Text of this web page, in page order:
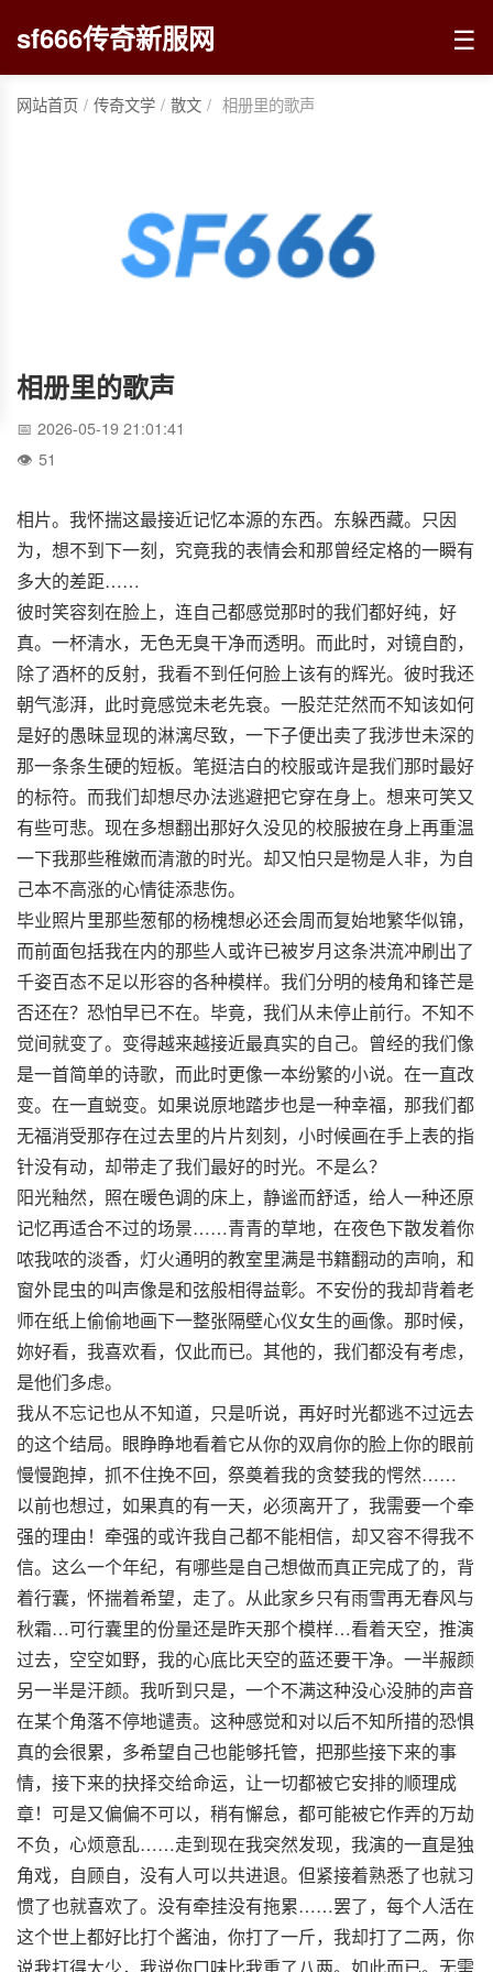
sf666传奇新服网 ☰
网站首页 / 传奇文学 / 散文 / 相册里的歌声
相册里的歌声
2026-05-19 21:01:41
51
相片。我怀揣这最接近记忆本源的东西。东躲西藏。只因
为，想不到下一刻，究竟我的表情会和那曾经定格的一瞬有
多大的差距……
彼时笑容刻在脸上，连自己都感觉那时的我们都好纯，好
真。一杯清水，无色无臭干净而透明。而此时，对镜自酌，
除了酒杯的反射，我看不到任何脸上该有的辉光。彼时我还
朝气澎湃，此时竟感觉未老先衰。一股茫茫然而不知该如何
是好的愚昧显现的淋漓尽致，一下子便出卖了我涉世未深的
那一条条生硬的短板。笔挺洁白的校服或许是我们那时最好
的标符。而我们却想尽办法逃避把它穿在身上。想来可笑又
有些可悲。现在多想翻出那好久没见的校服披在身上再重温
一下我那些稚嫩而清澈的时光。却又怕只是物是人非，为自
己本不高涨的心情徒添悲伤。
毕业照片里那些葱郁的杨槐想必还会周而复始地繁华似锦，
而前面包括我在内的那些人或许已被岁月这条洪流冲刷出了
千姿百态不足以形容的各种模样。我们分明的棱角和锋芒是
否还在？恐怕早已不在。毕竟，我们从未停止前行。不知不
觉间就变了。变得越来越接近最真实的自己。曾经的我们像
是一首简单的诗歌，而此时更像一本纷繁的小说。在一直改
变。在一直蜕变。如果说原地踏步也是一种幸福，那我们都
无福消受那存在过去里的片片刻刻，小时候画在手上表的指
针没有动，却带走了我们最好的时光。不是么？
阳光釉然，照在暖色调的床上，静谧而舒适，给人一种还原
记忆再适合不过的场景……青青的草地，在夜色下散发着你
哝我哝的淡香，灯火通明的教室里满是书籍翻动的声响，和
窗外昆虫的叫声像是和弦般相得益彰。不安份的我却背着老
师在纸上偷偷地画下一整张隔壁心仪女生的画像。那时候，
妳好看，我喜欢看，仅此而已。其他的，我们都没有考虑，
是他们多虑。
我从不忘记也从不知道，只是听说，再好时光都逃不过远去
的这个结局。眼睁睁地看着它从你的双肩你的脸上你的眼前
慢慢跑掉，抓不住挽不回，祭奠着我的贪婪我的愕然……
以前也想过，如果真的有一天，必须离开了，我需要一个牵
强的理由！牵强的或许我自己都不能相信，却又容不得我不
信。这么一个年纪，有哪些是自己想做而真正完成了的，背
着行囊，怀揣着希望，走了。从此家乡只有雨雪再无春风与
秋霜…可行囊里的份量还是昨天那个模样…看着天空，推演
过去，空空如野，我的心底比天空的蓝还要干净。一半赧颜
另一半是汗颜。我听到只是，一个不满这种没心没肺的声音
在某个角落不停地谴责。这种感觉和对以后不知所措的恐惧
真的会很累，多希望自己也能够托管，把那些接下来的事
情，接下来的抉择交给命运，让一切都被它安排的顺理成
章！可是又偏偏不可以，稍有懈怠，都可能被它作弄的万劫
不负，心烦意乱……走到现在我突然发现，我演的一直是独
角戏，自顾自，没有人可以共进退。但紧接着熟悉了也就习
惯了也就喜欢了。没有牵挂没有拖累……罢了，每个人活在
这个世上都好比打个酱油，你打了一斤，我却打了二两，你